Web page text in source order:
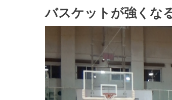
バスケットが強くな